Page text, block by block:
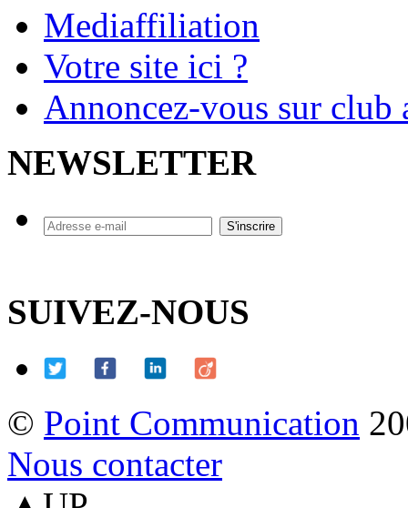
Mediaffiliation
Votre site ici ?
Annoncez-vous sur
NEWSLETTER
SUIVEZ-NOUS
© Point Communication
Nous contacter